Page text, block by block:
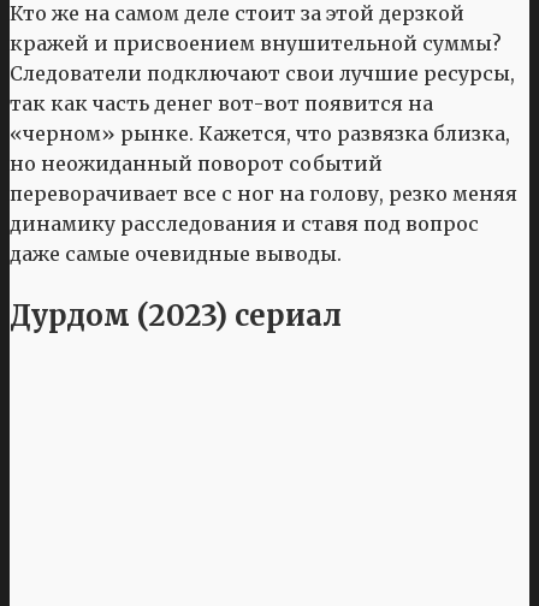
Кто же на самом деле стоит за этой дерзкой
кражей и присвоением внушительной суммы?
Следователи подключают свои лучшие ресурсы,
так как часть денег вот-вот появится на
«черном» рынке. Кажется, что развязка близка,
но неожиданный поворот событий
переворачивает все с ног на голову, резко меняя
динамику расследования и ставя под вопрос
даже самые очевидные выводы.
Дурдом (2023) сериал